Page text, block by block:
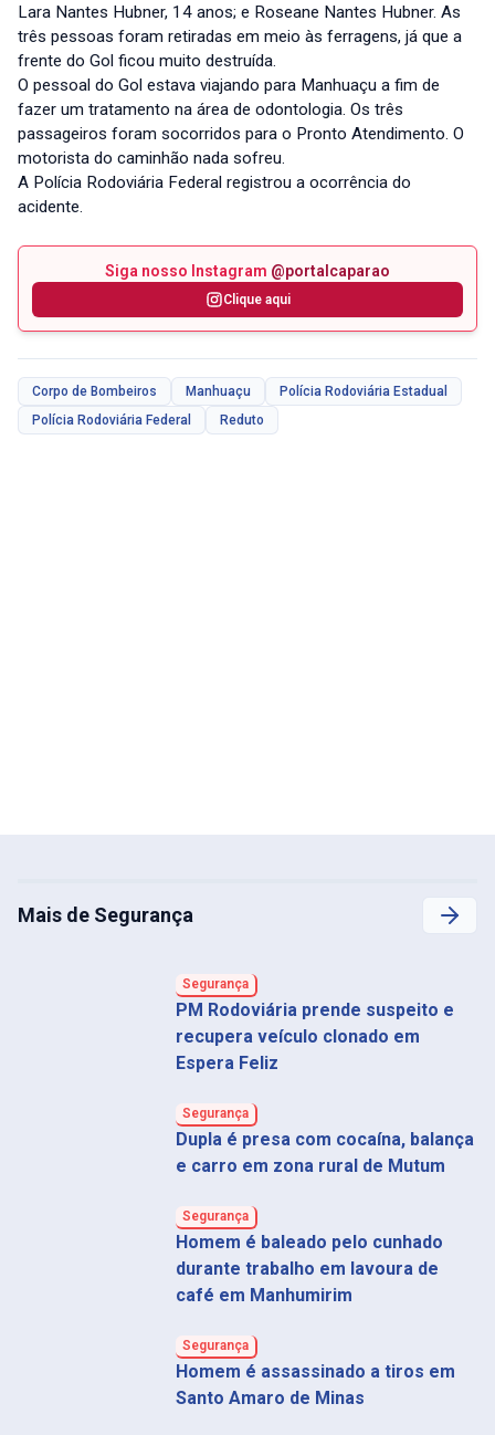
Lara Nantes Hubner, 14 anos; e Roseane Nantes Hubner. As
três pessoas foram retiradas em meio às ferragens, já que a
frente do Gol ficou muito destruída.
O pessoal do Gol estava viajando para Manhuaçu a fim de
fazer um tratamento na área de odontologia. Os três
passageiros foram socorridos para o Pronto Atendimento. O
motorista do caminhão nada sofreu.
A Polícia Rodoviária Federal registrou a ocorrência do
acidente.
Siga nosso Instagram @portalcaparao
Clique aqui
Corpo de Bombeiros Manhuaçu
Polícia Rodoviária Estadual
Polícia Rodoviária Federal
Reduto
Mais de Segurança
Segurança
PM Rodoviária prende suspeito e
recupera veículo clonado em
Espera Feliz
Segurança
Dupla é presa com cocaína, balança
e carro em zona rural de Mutum
Segurança
Homem é baleado pelo cunhado
durante trabalho em lavoura de
café em Manhumirim
Segurança
Homem é assassinado a tiros em
Santo Amaro de Minas